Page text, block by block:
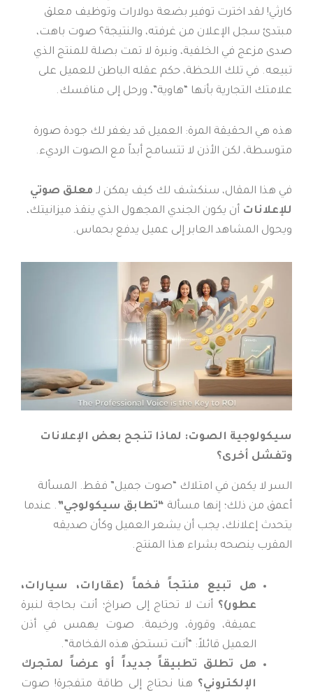
كارثي! لقد اخترت توفير بضعة دولارات وتوظيف معلق
مبتدئ سجل الإعلان من غرفته، والنتيجة؟ صوت باهت،
صدى مزعج في الخلفية، ونبرة لا تمت بصلة للمنتج الذي
تبيعه. في تلك اللحظة، حكم عقله الباطن للعميل على
علامتك التجارية بأنها “هاوية”، ورحل إلى منافسك.
هذه هي الحقيقة المرة: العميل قد يغفر لك جودة صورة
متوسطة، لكن الأذن لا تتسامح أبداً مع الصوت الرديء.
في هذا المقال، سنكشف لك كيف يمكن لـمعلق صوتي
للإعلاناتأن يكون الجندي المجهول الذي ينقذ ميزانيتك،
ويحول المشاهد العابر إلى عميل يدفع بحماس.
سيكولوجية الصوت: لماذا تنجح بعض الإعلانات
وتفشل أخرى؟
السر لا يكمن في امتلاك “صوت جميل” فقط. المسألة
أعمق من ذلك؛ إنها مسألة“تطابق سيكولوجي”. عندما
يتحدث إعلانك، يجب أن يشعر العميل وكأن صديقه
المقرب ينصحه بشراء هذا المنتج.
هل تبيع منتجاً فخماً (عقارات، سيارات،
عطور)؟أنت لا تحتاج إلى صراخ؛ أنت بحاجة لنبرة
عميقة، وقورة، ورخيمة. صوت يهمس في أذن
العميل قائلاً: “أنت تستحق هذه الفخامة”.
هل تطلق تطبيقاً جديداً أو عرضاً لمتجرك
الإلكتروني؟هنا نحتاج إلى طاقة متفجرة! صوت